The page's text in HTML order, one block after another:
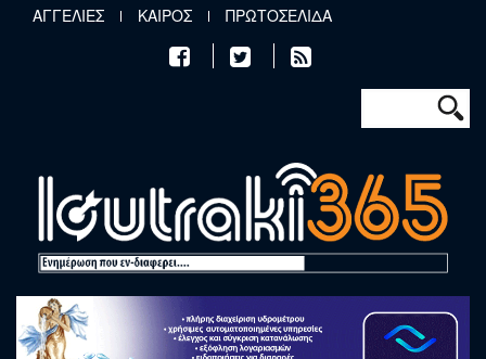
Παράκαμψη προς το κυρίως περιεχόμενο
ΑΓΓΕΛΙΕΣ ΚΑΙΡΟΣ ΠΡΩΤΟΣΕΛΙΔΑ
Φόρμα
Αναζήτηση